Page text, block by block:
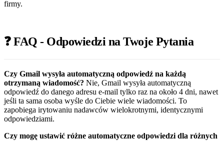
firmy.
❓ FAQ - Odpowiedzi na Twoje Pytania
Czy Gmail wysyła automatyczną odpowiedź na każdą
otrzymaną wiadomość? Nie, Gmail wysyła automatyczną
odpowiedź do danego adresu e-mail tylko raz na około 4 dni, nawet
jeśli ta sama osoba wyśle do Ciebie wiele wiadomości. To
zapobiega irytowaniu nadawców wielokrotnymi, identycznymi
odpowiedziami.
Czy mogę ustawić różne automatyczne odpowiedzi dla różnych